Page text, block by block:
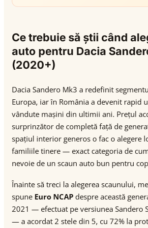
Ce trebuie să știi când
auto pentru Dacia
(2020+)
Dacia Sandero Mk3 a redefinit
Europa, iar în România a devenit rapid
vândute mașini din ultimii ani. Prețul
surprinzător de completă față de
spațiul interior generos o fac o alegere
familiile tinere — exact categoria de
nevoie de un scaun auto bun pentru
Înainte să treci la alegerea scaunului,
spune Euro NCAP despre această
2021 — efectuat pe versiunea Sandero
— a acordat 2 stele din 5, cu 72% la